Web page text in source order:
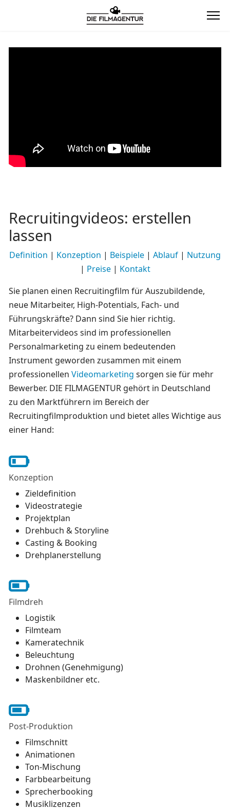
Recruitingvideos: erstellen
lassen
Definition | Konzeption | Beispiele | Ablauf | Nutzung
| Preise| Kontakt
Sie planen einen Recruitingfilm für Auszubildende,
neue Mitarbeiter, High-Potentials, Fach- und
Führungskräfte? Dann sind Sie hier richtig.
Mitarbeitervideos sind im professionellen
Personalmarketing zu einem bedeutenden
Instrument geworden zusammen mit einem
professionellen Videomarketing sorgen sie für mehr
Bewerber. DIE FILMAGENTUR gehört in Deutschland
zu den Marktführern im Bereich der
Recruitingfilmproduktion und bietet alles Wichtige aus
einer Hand:
Konzeption
Zieldefinition
Videostrategie
Projektplan
Drehbuch & Storyline
Casting & Booking
Drehplanerstellung
Filmdreh
Logistik
Filmteam
Kameratechnik
Beleuchtung
Drohnen (Genehmigung)
Maskenbildner etc.
Post-Produktion
Filmschnitt
Animationen
Ton-Mischung
Farbbearbeitung
Sprecherbooking
Musiklizenzen